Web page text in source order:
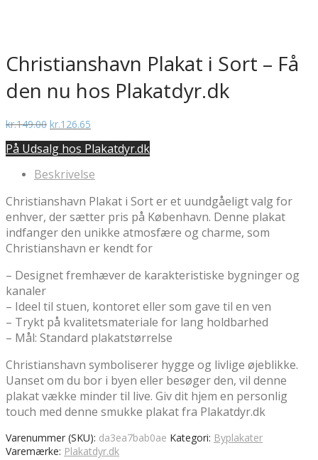
Christianshavn Plakat i Sort – Få
den nu hos Plakatdyr.dk
kr.149.00 Den
pris
kr.149.00.
kr.126.65
pris
kr.126.65.
På Udsalg hos Plakatdyr.dk
Beskrivelse
Christianshavn Plakat i Sort er et uundgåeligt valg for
enhver, der sætter pris på København. Denne plakat
indfanger den unikke atmosfære og charme, som
Christianshavn er kendt for
– Designet fremhæver de karakteristiske bygninger og
kanaler
– Ideel til stuen, kontoret eller som gave til en ven
– Trykt på kvalitetsmateriale for lang holdbarhed
– Mål: Standard plakatstørrelse
Christianshavn symboliserer hygge og livlige øjeblikke.
Uanset om du bor i byen eller besøger den, vil denne
plakat vække minder til live. Giv dit hjem en personlig
touch med denne smukke plakat fra Plakatdyr.dk
Varenummer (SKU): da3ea7bab0ae Kategori: Byplakater
Varemærke: Plakatdyr.dk